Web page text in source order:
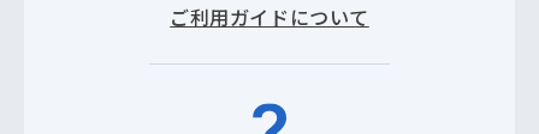
ご利用ガイドについて